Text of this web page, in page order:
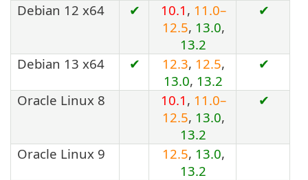
Debian 12 x64 ✔ 10.1 , 11.0–
12.5, 13.0,
13.2
✔
Debian 13 x64 ✔ 12.3, 12.5,
13.0, 13.2
✔
Oracle Linux 8 10.1 , 11.0–
12.5, 13.0,
13.2
✔
Oracle Linux 9 12.5, 13.0,
13.2